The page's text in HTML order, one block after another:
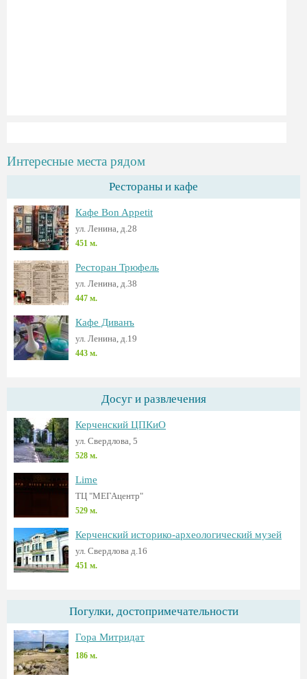
Интересные места рядом
Рестораны и кафе
Кафе Bon Apрetit
ул. Ленина, д.28
451 м.
Ресторан Трюфель
ул. Ленина, д.38
447 м.
Кафе Диванъ
ул. Ленина, д.19
443 м.
Досуг и развлечения
Керченский ЦПКиО
ул. Свердлова, 5
528 м.
Lime
ТЦ "МЕГАцентр"
529 м.
Керченский историко-археологический музей
ул. Свердлова д.16
451 м.
Погулки, достопримечательности
Гора Митридат
186 м.